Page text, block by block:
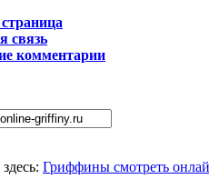
связь
комментарии
Гриффины смотреть